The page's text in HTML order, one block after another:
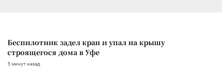
Беспилотник задел кран и упал на крышу
строящегося дома в Уфе
5 минут назад